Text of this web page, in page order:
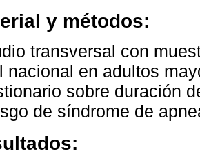
y métodos:
transversal con
nacional en adultos
sobre duración
de síndrome de